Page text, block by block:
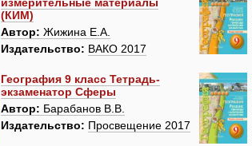
измерительные материалы
(КИМ)
Автор: Жижина Е.А.
Издательство: ВАКО 2017
География 9 класс Тетрадь-
экзаменатор Сферы
Автор: Барабанов В.В.
Издательство: Просвещение 2017